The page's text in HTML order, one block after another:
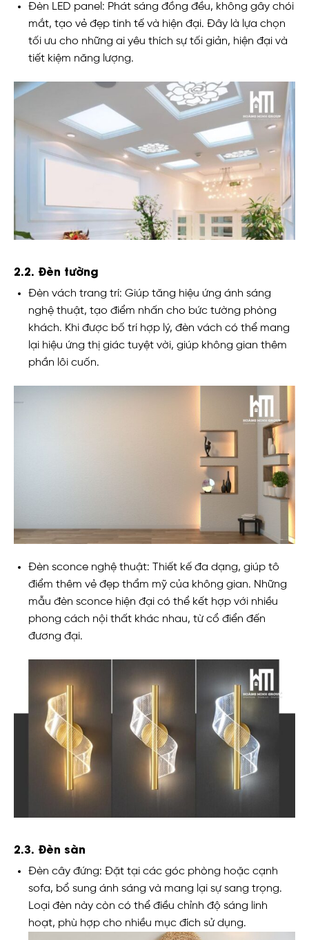
Đèn LED panel: Phát sáng đồng đều, không gây chói
mắt, tạo vẻ đẹp tinh tế và hiện đại. Đây là lựa chọn
tối ưu cho những ai yêu thích sự tối giản, hiện đại và
tiết kiệm năng lượng.
2.2. Đèn tường
Đèn vách trang trí: Giúp tăng hiệu ứng ánh sáng
nghệ thuật, tạo điểm nhấn cho bức tường phòng
khách. Khi được bố trí hợp lý, đèn vách có thể mang
lại hiệu ứng thị giác tuyệt vời, giúp không gian thêm
phần lôi cuốn.
Đèn sconce nghệ thuật: Thiết kế đa dạng, giúp tô
điểm thêm vẻ đẹp thẩm mỹ của không gian. Những
mẫu đèn sconce hiện đại có thể kết hợp với nhiều
phong cách nội thất khác nhau, từ cổ điển đến
đương đại.
2.3. Đèn sàn
Đèn cây đứng: Đặt tại các góc phòng hoặc cạnh
sofa, bổ sung ánh sáng và mang lại sự sang trọng.
Loại đèn này còn có thể điều chỉnh độ sáng linh
hoạt, phù hợp cho nhiều mục đích sử dụng.